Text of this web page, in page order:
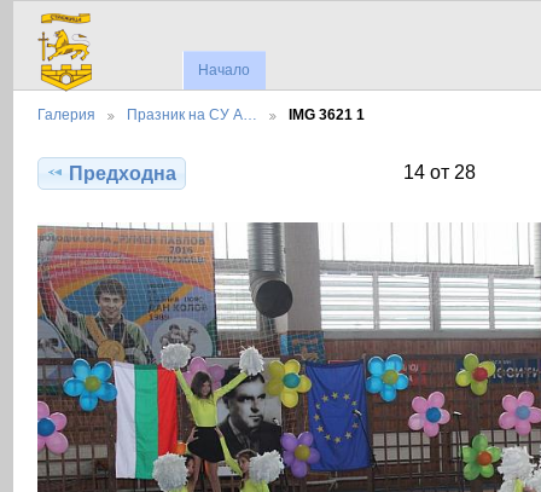
Начало
Галерия Празник на СУ А… IMG 3621 1
Предходна 14 от 28